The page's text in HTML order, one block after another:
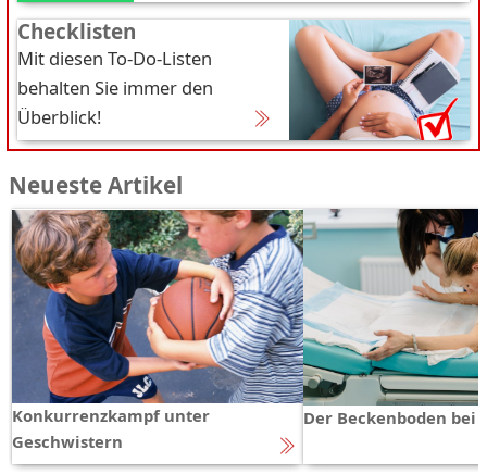
Checklisten
Mit diesen To-Do-Listen
behalten Sie immer den
Überblick!
Neueste Artikel
Konkurrenzkampf unter
Geschwistern
Der Beckenboden bei